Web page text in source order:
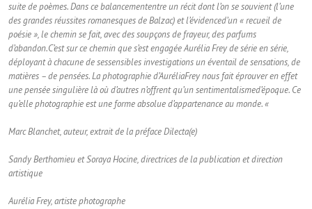
suite de poèmes. Dans ce balancemententre un récit dont l’on se souvient (l’une
des grandes réussites romanesques de Balzac) et l’évidenced’un « recueil de
poésie », le chemin se fait, avec des soupçons de frayeur, des parfums
d’abandon.C’est sur ce chemin que s’est engagée Aurélia Frey de série en série,
déployant à chacune de sessensibles investigations un éventail de sensations, de
matières – de pensées. La photographie d’AuréliaFrey nous fait éprouver en effet
une pensée singulière là où d’autres n’offrent qu’un sentimentalismed’époque. Ce
qu’elle photographie est une forme absolue d’appartenance au monde. «
Marc Blanchet, auteur, extrait de la préface Dilecta(e)
Sandy Berthomieu et Soraya Hocine, directrices de la publication et direction
artistique
Aurélia Frey, artiste photographe